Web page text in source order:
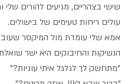
שישי בצהריים, מגיעים להורים
עולים ריחות טעימים של בישולים.
אמא שלי עומדת מול המיקסר
הנשיקות והחיבוקים היא ישר
"מתחשק לך לגלגל איתי עוגיות?"